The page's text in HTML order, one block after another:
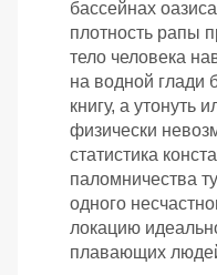
бассейнах
плотность рапы
тело человека
на водной глади
книгу, а утонуть
физически
статистика
паломничества
одного
локацию
плавающих